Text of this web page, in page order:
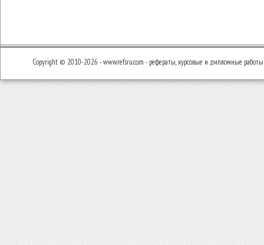
Copyright © 2010-2026 - www.refsru.com - рефераты, курсовые и дипломные работы